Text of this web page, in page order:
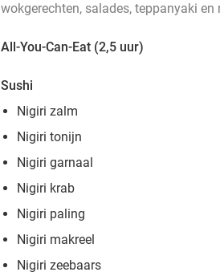
wokgerechten, salades, teppanyaki
All-You-Can-Eat (2,5 uur)
Sushi
Nigiri zalm
Nigiri tonijn
Nigiri garnaal
Nigiri krab
Nigiri paling
Nigiri makreel
Nigiri zeebaars